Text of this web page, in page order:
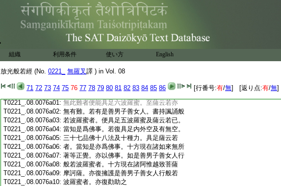
組織 利用条件 使い方 English
放光般若經 (No. 0221_ 無羅叉譯 ) in Vol. 08
71 72 73 74 75 76 77 78 79 80 81 82 83 84 85 86 [行番号:有/無] [返り点:有/無]
T0221_.08.0075c19:寶。多有憎嫉者。善男子善女人受持諷誦般
T0221_.08.0075c20: 若波羅蜜者。多有憎嫉而欲壞者。須菩提言。
T0221_.08.0075c21:如是世尊。多有魔事多憎嫉者。何以故。愚
T0221_.08.0075c22:
癡少智之士爲魔所使。專行斷壞受學般若
波羅蜜者。是輩壞法之人。意終不復在是妙
T0221_.08.0075c24:法之中。佛言。如須菩提所言。是愚癡之士
T0221_.08.0075c25:爲魔所使。專行敗壞。是輩愚癡壞法之人。新
T0221_.08.0075c26:
學適聞法所致。不作功徳善本不多所致。未
T0221_.08.0075c27:與眞知識相得所致。不供養過去諸如來無
T0221_.08.0075c28:所著等正覺所致。須菩提。若書持般若波羅
T0221_.08.0076a01: 無此難者便能具足六波羅蜜。至薩云若亦
T0221_.08.0076a02: 無有難。若有是善男子善女人。書持諷誦般
T0221_.08.0076a03: 若波羅蜜者。便具足五波羅蜜及薩云若已。
T0221_.08.0076a04: 當知是爲佛事。若復具足内外空及有無空。
T0221_.08.0076a05: 三十七品佛十八法及十種力。具足薩云若
T0221_.08.0076a06: 者。當知是亦爲佛事。十方現在諸如來無所
T0221_.08.0076a07: 著等正覺。亦以佛事。如是善男子善女人行
T0221_.08.0076a08: 般若波羅蜜者。十方現在諸阿惟越致菩薩
T0221_.08.0076a09: 摩訶薩。亦復擁護是善男子善女人行般若
T0221_.08.0076a10: 波羅蜜者。亦復勸助之